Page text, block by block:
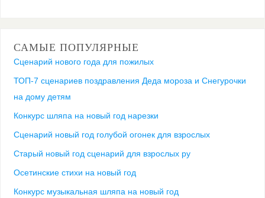
САМЫЕ ПОПУЛЯРНЫЕ
Сценарий нового года для пожилых
ТОП-7 сценариев поздравления Деда мороза и Снегурочки
на дому детям
Конкурс шляпа на новый год нарезки
Сценарий новый год голубой огонек для взрослых
Старый новый год сценарий для взрослых ру
Осетинские стихи на новый год
Конкурс музыкальная шляпа на новый год